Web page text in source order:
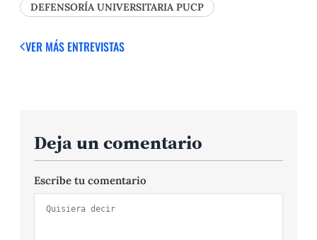
DEFENSORÍA UNIVERSITARIA PUCP
VER MÁS ENTREVISTAS
Deja un comentario
Escribe tu comentario